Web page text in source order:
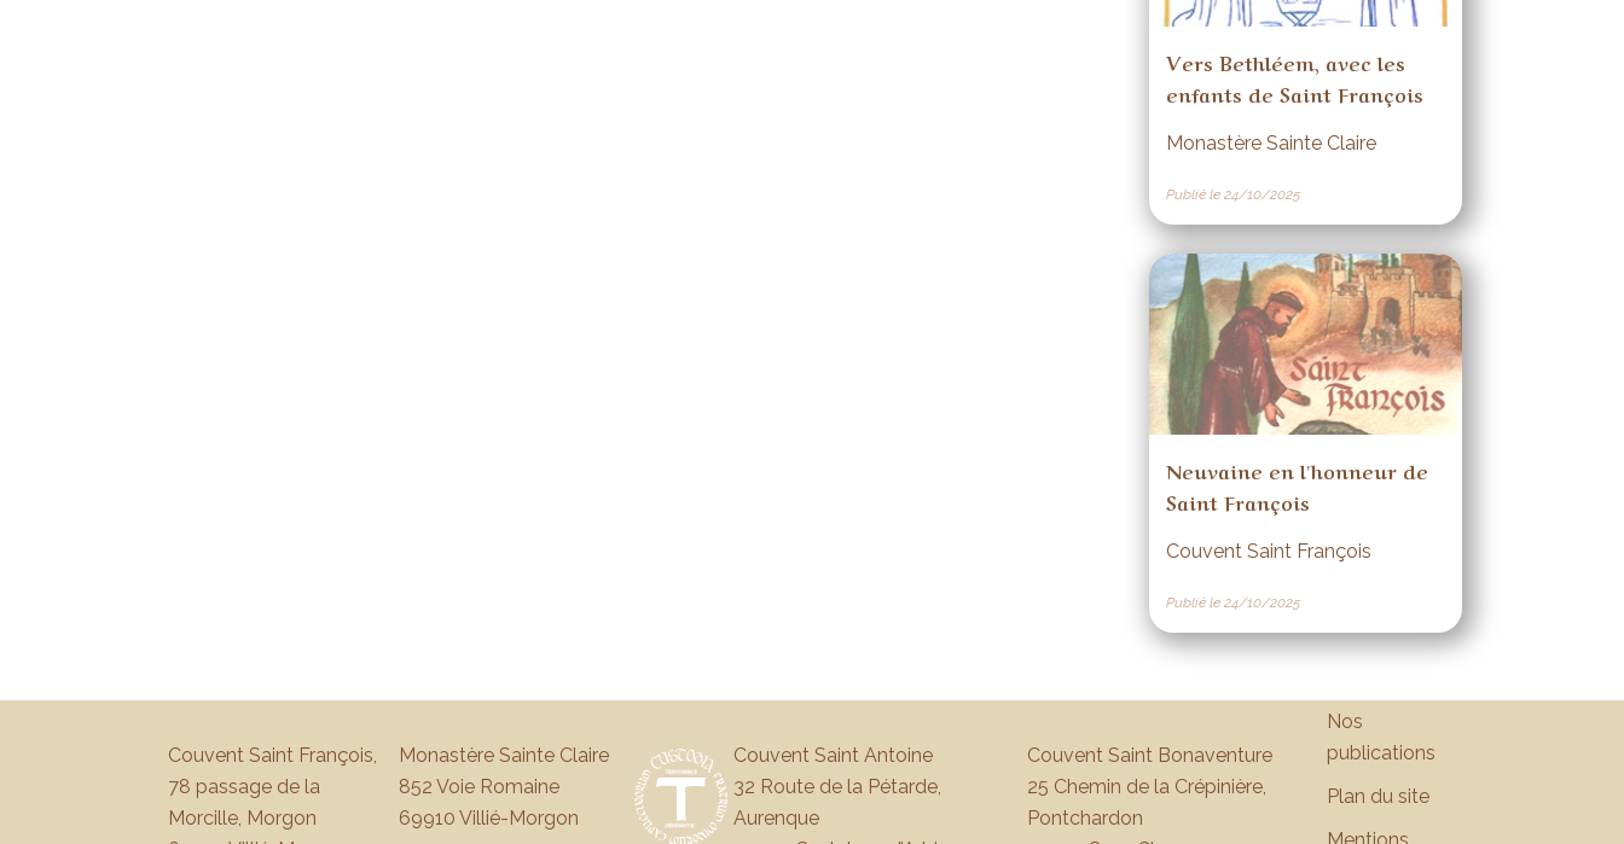
Vers Bethléem, avec les
enfants de Saint François
Monastère Sainte Claire
Publié le 24/10/2025
Neuvaine en l'honneur de
Saint François
Couvent Saint François
Publié le 24/10/2025
Couvent Saint François,
78 passage de la
Morcille, Morgon
Monastère Sainte Claire
852 Voie Romaine
69910 Villié-Morgon
Couvent Saint Antoine
32 Route de la Pétarde,
Aurenque
Couvent Saint Bonaventure
25 Chemin de la Crépinière,
Pontchardon
Nos
publications
Plan du site